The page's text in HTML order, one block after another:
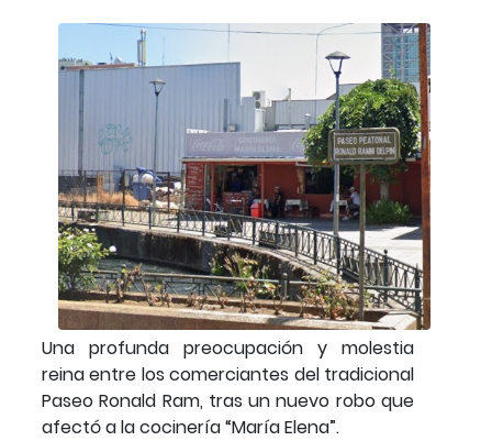
Una profunda preocupación y molestia
reina entre los comerciantes del tradicional
Paseo Ronald Ram, tras un nuevo robo que
afectó a la cocinería “María Elena”.